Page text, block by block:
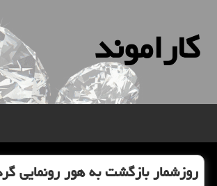
كاراموند
روزشمار بازگشت به هور رونمایی